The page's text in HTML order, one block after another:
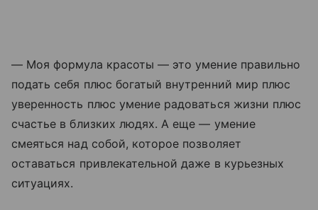
— Моя формула красоты — это умение правильно
подать себя плюс богатый внутренний мир плюс
уверенность плюс умение радоваться жизни плюс
счастье в близких людях. А еще — умение
смеяться над собой, которое позволяет
оставаться привлекательной даже в курьезных
ситуациях.